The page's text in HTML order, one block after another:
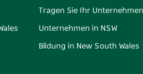
Tragen Sie Ihr
Unternehmen in NSW
Bildung in New South Wales